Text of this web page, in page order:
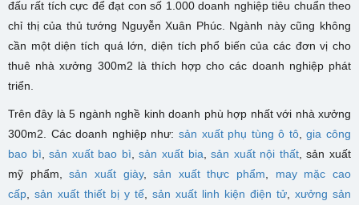
đấu rất tích cực để đạt con số 1.000 doanh nghiệp tiêu chuẩn theo
chỉ thị của thủ tướng Nguyễn Xuân Phúc. Ngành này cũng không
cần một diện tích quá lớn, diện tích phổ biến của các đơn vị cho
thuê nhà xưởng 300m2 là thích hợp cho các doanh nghiệp phát
triển.
Trên đây là 5 ngành nghề kinh doanh phù hợp nhất với nhà xưởng
300m2. Các doanh nghiệp như: sản xuất phụ tùng ô tô,gia công
bao bì ,sản xuất bao bì ,sản xuất bia ,sản xuất nội thất, sản xuất
mỹ phẩm,sản xuất giày,sản xuất thực phẩm
may mặc cao
cấp
sản xuất thiết bị y tế sản xuất linh kiện điện tử
xưởng sản